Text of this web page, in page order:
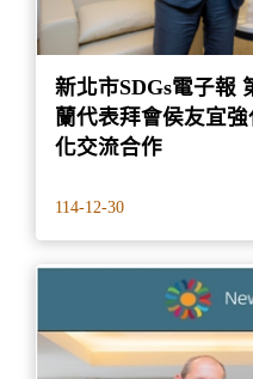
新北市SDGs電子報
蘭代表拜會侯友宜
化交流合作
114-12-30